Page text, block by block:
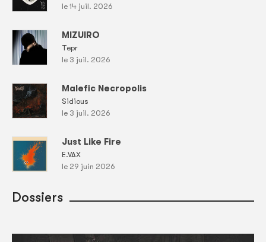
le 14 juil. 2026
MIZUIRO
Tepr
le 3 juil. 2026
Malefic Necropolis
Sidious
le 3 juil. 2026
Just Like Fire
E.VAX
le 29 juin 2026
Dossiers